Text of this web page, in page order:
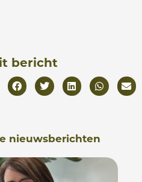
bericht
nieuwsberichten